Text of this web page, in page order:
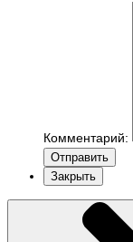
Комментарий:
Отправить
Закрыть